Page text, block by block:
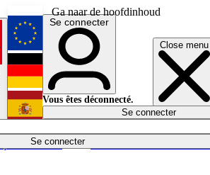
Ga naar de hoofdinhoud
Close menu
Se connecter
Économie
English
Deutsch
Español
Se connecter
Vous êtes déconnecté.
Se connecter